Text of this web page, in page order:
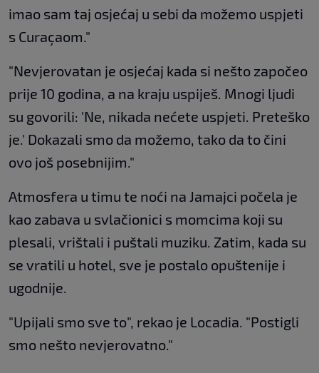
imao sam taj osjećaj u sebi da možemo uspjeti
s Curaçaom."
"Nevjerovatan je osjećaj kada si nešto započeo
prije 10 godina, a na kraju uspiješ. Mnogi ljudi
su govorili: 'Ne, nikada nećete uspjeti. Preteško
je.' Dokazali smo da možemo, tako da to čini
ovo još posebnijim."
Atmosfera u timu te noći na Jamajci počela je
kao zabava u svlačionici s momcima koji su
plesali, vrištali i puštali muziku. Zatim, kada su
se vratili u hotel, sve je postalo opuštenije i
ugodnije.
"Upijali smo sve to", rekao je Locadia. "Postigli
smo nešto nevjerovatno."